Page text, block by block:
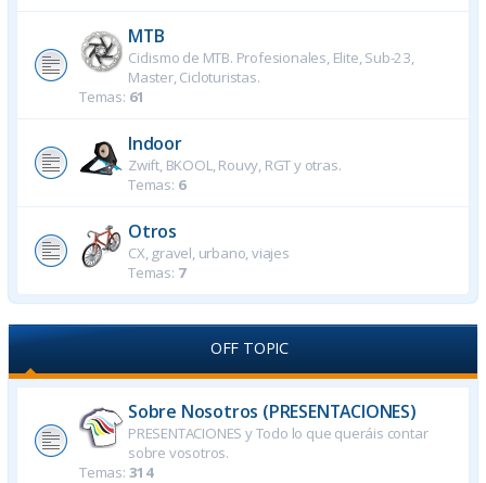
MTB
Ciclismo de MTB. Profesionales, Elite, Sub-23,
Master, Cicloturistas.
Temas: 61
Indoor
Zwift, BKOOL, Rouvy, RGT y otras.
Temas: 6
Otros
CX, gravel, urbano, viajes
Temas: 7
OFF TOPIC
Sobre Nosotros (PRESENTACIONES)
PRESENTACIONES y Todo lo que queráis contar
sobre vosotros.
Temas: 314